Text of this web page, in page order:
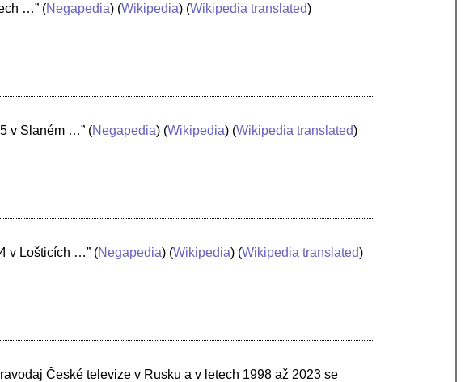
…” (Negapedia) (Wikipedia) (Wikipedia translated)
v Slaném …” (Negapedia) (Wikipedia) (Wikipedia translated)
v Lošticích …” (Negapedia) (Wikipedia) (Wikipedia translated)
České televize v Rusku a v letech 1998 až 2023 se